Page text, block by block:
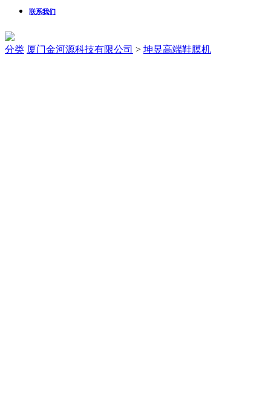
联系我们
分类 厦门金河源科技有限公司 > 坤昱高端鞋膜机